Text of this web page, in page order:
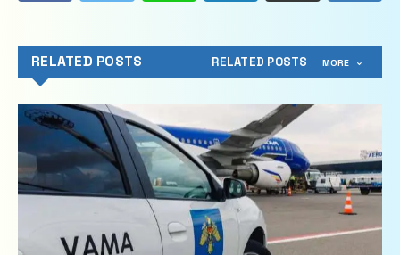
RELATED POSTS RELATED POSTS MORE